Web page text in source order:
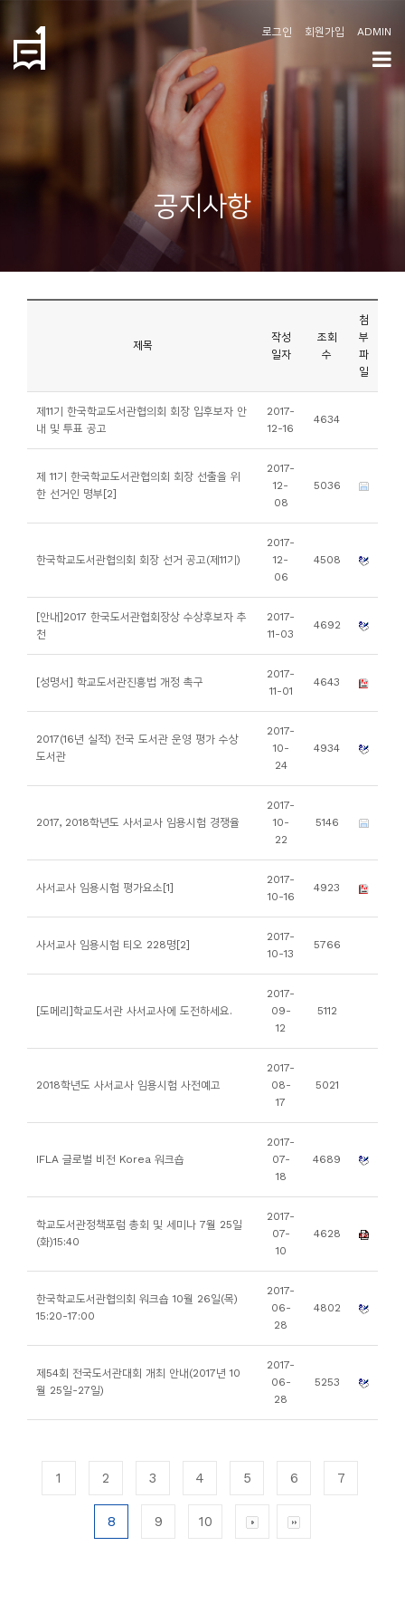
로그인 회원가입 ADMIN
공지사항
제목
작성
일자
조회
수
첨
부
파
일
제11기 한국학교도서관협의회 회장 입후보자 안
내 및 투표 공고
2017-
12-16
4634
제 11기 한국학교도서관협의회 회장 선출을 위
한 선거인 명부[2]
2017-
12-
08
5036
한국학교도서관협의회 회장 선거 공고(제11기)
2017-
12-
06
4508
[안내]2017 한국도서관협회장상 수상후보자 추
천
2017-
11-03
4692
[성명서] 학교도서관진흥법 개정 촉구
2017-
11-01
4643
2017(16년 실적) 전국 도서관 운영 평가 수상
도서관
2017-
10-
24
4934
2017, 2018학년도 사서교사 임용시험 경쟁율
2017-
10-
22
5146
사서교사 임용시험 평가요소[1]
2017-
10-16
4923
사서교사 임용시험 티오 228명[2]
2017-
10-13
5766
[도메리]학교도서관 사서교사에 도전하세요.
2017-
09-
12
5112
2018학년도 사서교사 임용시험 사전예고
2017-
08-
17
5021
IFLA 글로벌 비전 Korea 워크숍
2017-
07-
18
4689
학교도서관정책포럼 총회 및 세미나 7월 25일
(화)15:40
2017-
07-
10
4628
한국학교도서관협의회 워크숍 10월 26일(목)
15:20-17:00
2017-
06-
28
4802
제54회 전국도서관대회 개최 안내(2017년 10
월 25일-27일)
2017-
06-
28
5253
1 2 3 4 5 6 7
8 9 10
지
사
티
아
사
평